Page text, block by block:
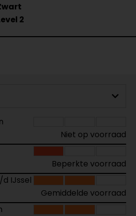
2
Niet op voorraad
Beperkte voorraad
IJssel
Gemiddelde voorraad